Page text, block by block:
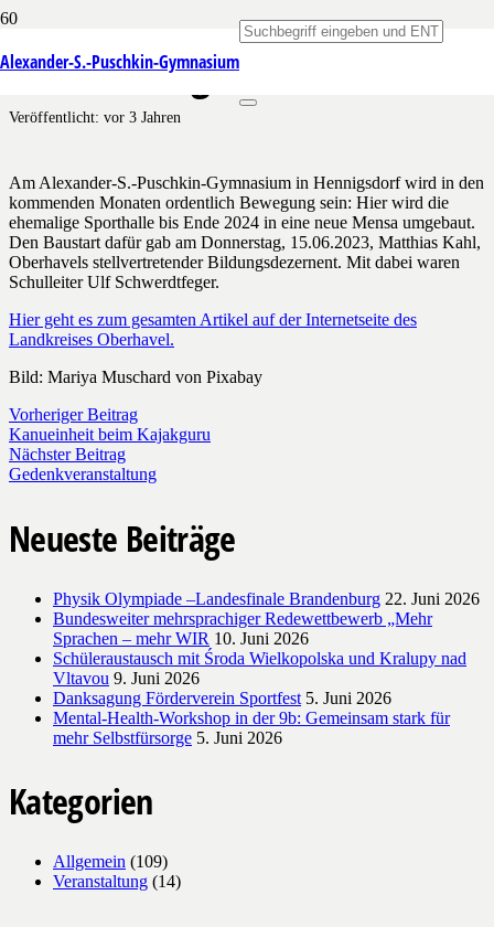
Alexander-S.-Puschkin-Gymnasium
Mensabau gestartet
Veröffentlicht: vor 3 Jahren
Am Alexander-S.-Puschkin-Gymnasium in Hennigsdorf wird in den
kommenden Monaten ordentlich Bewegung sein: Hier wird die
ehemalige Sporthalle bis Ende 2024 in eine neue Mensa umgebaut.
Den Baustart dafür gab am Donnerstag, 15.06.2023, Matthias Kahl,
Oberhavels stellvertretender Bildungsdezernent. Mit dabei waren
Schulleiter Ulf Schwerdtfeger.
Hier geht es zum gesamten Artikel auf der Internetseite des
Landkreises Oberhavel.
Bild: Mariya Muschard von Pixabay
Vorheriger Beitrag
Kanueinheit beim Kajakguru
Nächster Beitrag
Gedenkveranstaltung
Neueste Beiträge
Physik Olympiade –Landesfinale Brandenburg 22. Juni 2026
Bundesweiter mehrsprachiger Redewettbewerb „Mehr
Sprachen – mehr WIR 10. Juni 2026
Schüleraustausch mit Środa Wielkopolska und Kralupy nad
Vltavou 9. Juni 2026
Danksagung Förderverein Sportfest 5. Juni 2026
Mental-Health-Workshop in der 9b: Gemeinsam stark für
mehr Selbstfürsorge 5. Juni 2026
Kategorien
Allgemein (109)
Veranstaltung (14)